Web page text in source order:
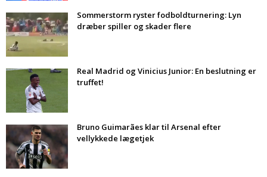
Sommerstorm ryster fodboldturnering: Lyn
dræber spiller og skader flere
Real Madrid og Vinicius Junior: En beslutning er
truffet!
Bruno Guimarães klar til Arsenal efter
vellykkede lægetjek